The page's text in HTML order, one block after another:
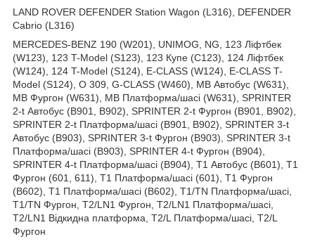
LAND ROVER DEFENDER Station Wagon (L316), DEFENDER
Cabrio (L316)
MERCEDES-BENZ 190 (W201), UNIMOG, NG, 123 Ліфтбек
(W123), 123 T-Model (S123), 123 Купе (C123), 124 Ліфтбек
(W124), 124 T-Model (S124), E-CLASS (W124), E-CLASS T-
Model (S124), O 309, G-CLASS (W460), MB Автобус (W631),
MB Фургон (W631), MB Платформа/шасі (W631), SPRINTER
2-t Автобус (B901, B902), SPRINTER 2-t Фургон (B901, B902),
SPRINTER 2-t Платформа/шасі (B901, B902), SPRINTER 3-t
Автобус (B903), SPRINTER 3-t Фургон (B903), SPRINTER 3-t
Платформа/шасі (B903), SPRINTER 4-t Фургон (B904),
SPRINTER 4-t Платформа/шасі (B904), T1 Автобус (B601), T1
Фургон (601, 611), T1 Платформа/шасі (601), T1 Фургон
(B602), T1 Платформа/шасі (B602), T1/TN Платформа/шасі,
T1/TN Фургон, T2/LN1 Фургон, T2/LN1 Платформа/шасі,
T2/LN1 Відкидна платформа, T2/L Платформа/шасі, T2/L
Фургон